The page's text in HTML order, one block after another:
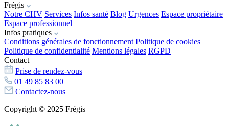
Frégis
Notre CHV Services Infos santé Blog Urgences Espace propriétaire
Espace professionnel
Infos pratiques
Conditions générales de fonctionnement Politique de cookies
Politique de confidentialité Mentions légales RGPD
Contact
Prise de rendez-vous
01 49 85 83 00
Contactez-nous
Copyright © 2025 Frégis